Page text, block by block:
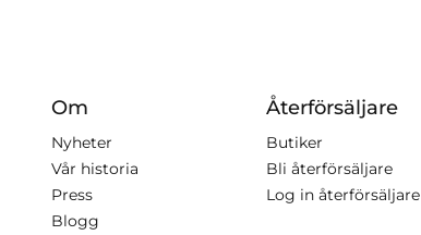
Om
Nyheter
Vår historia
Press
Blogg
Återförsäljare
Butiker
Bli återförsäljare
Log in återförsäljare